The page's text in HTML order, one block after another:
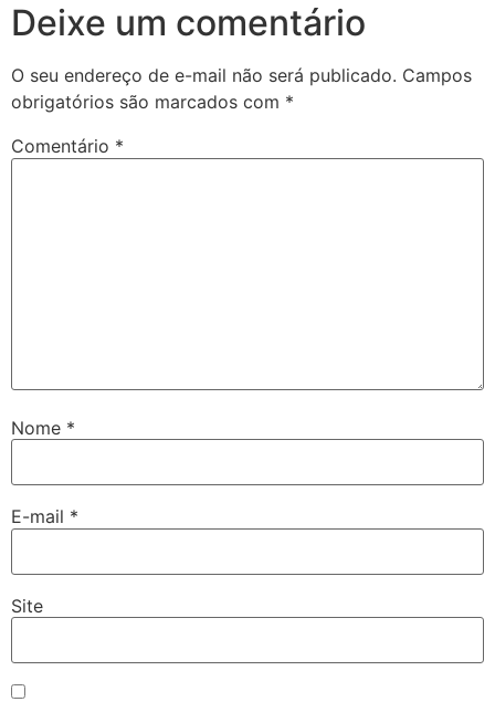
Deixe um comentário
O seu endereço de e-mail não será publicado. Campos
obrigatórios são marcados com *
Comentário *
Nome *
E-mail *
Site